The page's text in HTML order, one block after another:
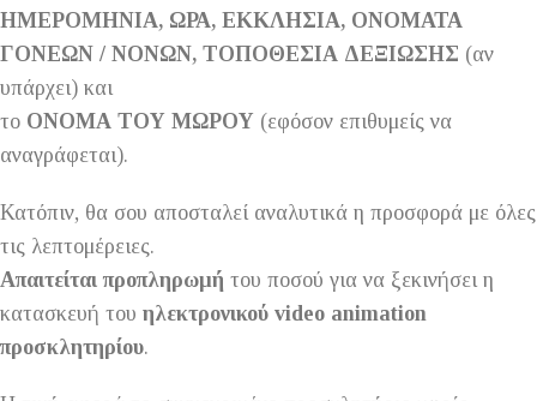
ΗΜΕΡΟΜΗΝΙΑ, ΩΡΑ, ΕΚΚΛΗΣΙΑ, ΟΝΟΜΑΤΑ
ΓΟΝΕΩΝ / ΝΟΝΩΝ, ΤΟΠΟΘΕΣΙΑ ΔΕΞΙΩΣΗΣ (αν
υπάρχει) και
το ΟΝΟΜΑ ΤΟΥ ΜΩΡΟΥ (εφόσον επιθυμείς να
αναγράφεται).
Κατόπιν, θα σου αποσταλεί αναλυτικά η προσφορά με όλες
τις λεπτομέρειες.
Απαιτείται προπληρωμή του ποσού για να ξεκινήσει η
κατασκευή του ηλεκτρονικού video animation
προσκλητηρίου.